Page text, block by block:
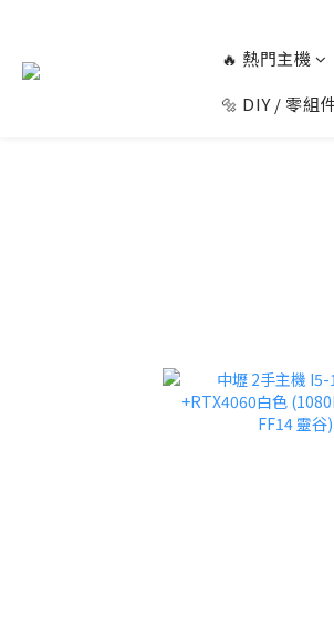
🔥 熱門主機
🔩 DIY / 零組